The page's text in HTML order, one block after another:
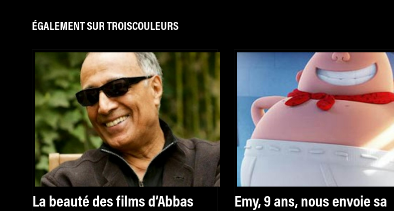
ÉGALEMENT SUR TROISCOULEURS
La beauté des films d’Abbas
Emy, 9 ans, nous envoie sa